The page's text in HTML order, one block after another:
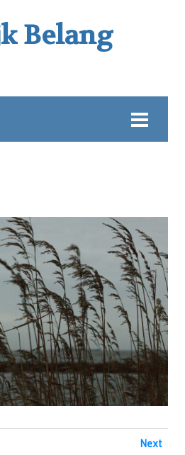
Belang
Next